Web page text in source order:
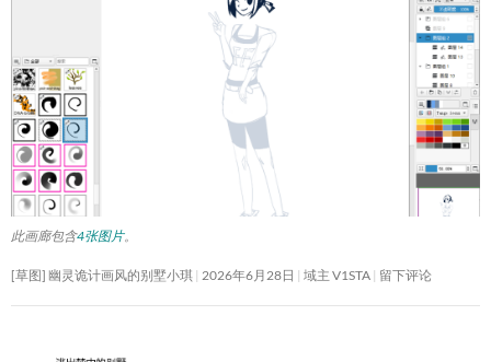
此画廊包含4张图片。
[草图] 幽灵诡计画风的别墅小琪 2026年6月28日 域主 V1STA 留下评论